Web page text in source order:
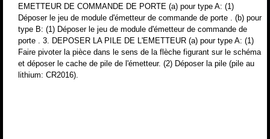
EMETTEUR DE COMMANDE DE PORTE (a) pour type A: (1)
Déposer le jeu de module d'émetteur de commande de porte . (b) pour
type B: (1) Déposer le jeu de module d'émetteur de commande de
porte . 3. DEPOSER LA PILE DE L'EMETTEUR (a) pour type A: (1)
Faire pivoter la pièce dans le sens de la flèche figurant sur le schéma
et déposer le cache de pile de l'émetteur. (2) Déposer la pile (pile au
lithium: CR2016).